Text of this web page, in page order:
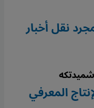
نقل أخبار
شميدتكه
المعرفي